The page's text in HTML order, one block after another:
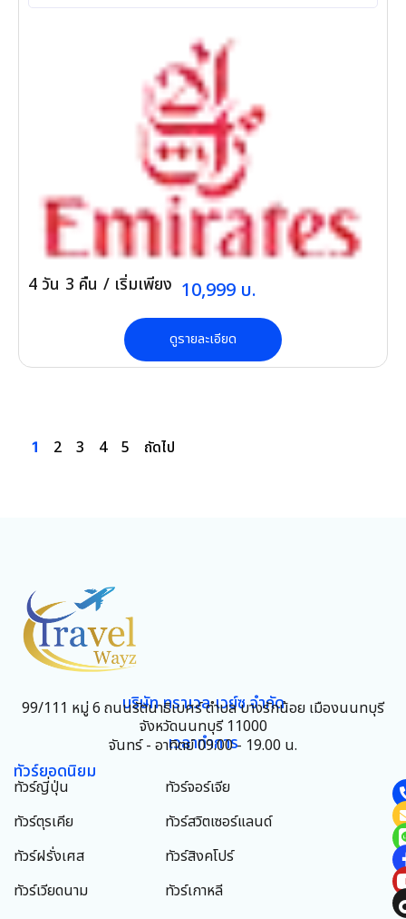
4 วัน 3 คืน / เริ่มเพียง 10,999 บ.
ดูรายละเอียด
1 2 3 4 5 ถัดไป
บริษัท ทราเวล เวย์ซ จำกัด
99/111 หมู่ 6 ถนนรัตนาธิเบศร์ ตำบล บางรักน้อย เมืองนนทบุรี
จังหวัดนนทบุรี 11000
เวลาทำการ
จันทร์ - อาทิตย์ 09.00 - 19.00 น.
ทัวร์ยอดนิยม
ทัวร์ญี่ปุ่น
ทัวร์ตุรเคีย
ทัวร์ฝรั่งเศส
ทัวร์เวียดนาม
ทัวร์จอร์เจีย
ทัวร์สวิตเซอร์แลนด์
ทัวร์สิงคโปร์
ทัวร์เกาหลี